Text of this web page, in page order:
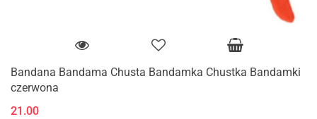
Bandana Bandama Chusta Bandamka Chustka Bandamki
czerwona
21.00